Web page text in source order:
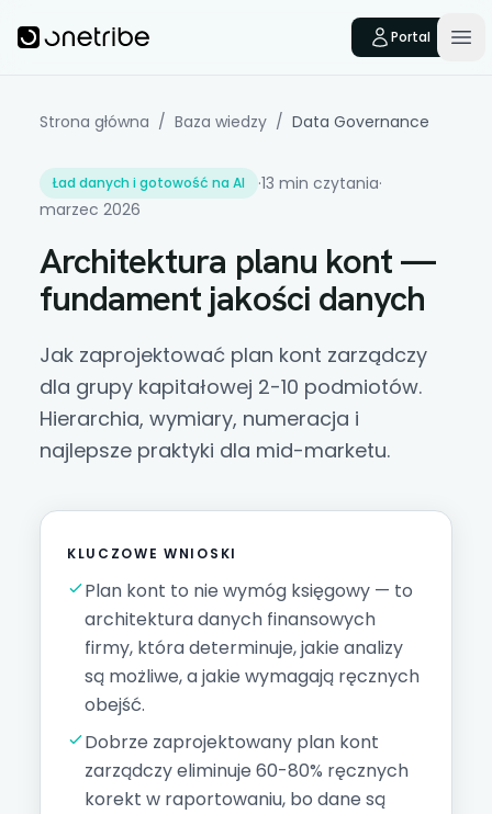
Onetribe
Portal
Strona główna / Baza wiedzy / Data Governance
Ład danych i gotowość na AI ·13 min czytania·
marzec 2026
Architektura planu kont —
fundament jakości danych
Jak zaprojektować plan kont zarządczy
dla grupy kapitałowej 2-10 podmiotów.
Hierarchia, wymiary, numeracja i
najlepsze praktyki dla mid-marketu.
KLUCZOWE WNIOSKI
Plan kont to nie wymóg księgowy — to
architektura danych finansowych
firmy, która determinuje, jakie analizy
są możliwe, a jakie wymagają ręcznych
obejść.
Dobrze zaprojektowany plan kont
zarządczy eliminuje 60-80% ręcznych
korekt w raportowaniu, bo dane są